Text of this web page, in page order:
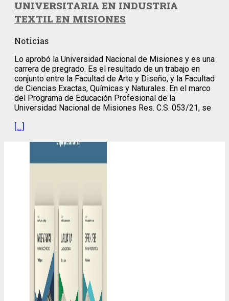
UNIVERSITARIA EN INDUSTRIA
TEXTIL EN MISIONES
Noticias
Lo aprobó la Universidad Nacional de Misiones y es una
carrera de pregrado. Es el resultado de un trabajo en
conjunto entre la Facultad de Arte y Diseño, y la Facultad
de Ciencias Exactas, Químicas y Naturales. En el marco
del Programa de Educación Profesional de la
Universidad Nacional de Misiones Res. C.S. 053/21, se
[…]